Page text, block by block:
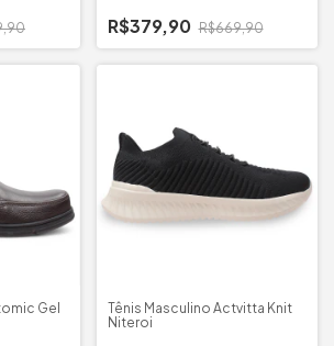
R$379,90 R$669,90
Gel
Tênis Masculino Actvitta Knit
Niteroi